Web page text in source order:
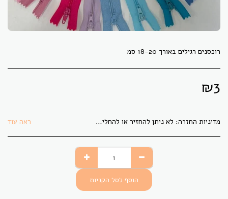
רוכסנים רגילים באורך 18-20 סמ
₪3
מדיניות החזרה: לא ניתן להחזיר או להחליף בדים אשר גוזרו לפי הזמנת הלקוח. בתקופת משבר הקורונה לא ניתן להחזיר או להחליף פריט כלשהו. ראה עוד
הוסף לסל הקניות